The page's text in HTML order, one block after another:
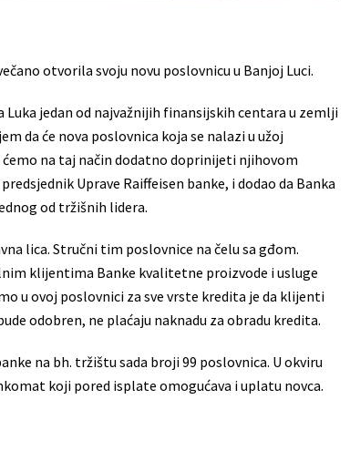
otvorila svoju novu poslovnicu u Banjoj Luci.
jedan od najvažnijih finansijskih centara u zemlji
da će nova poslovnica koja se nalazi u užoj
na taj način dodatno doprinijeti njihovom
Uprave Raiffeisen banke, i dodao da Banka
od tržišnih lidera.
lica. Stručni tim poslovnice na čelu sa gđom.
klijentima Banke kvalitetne proizvode i usluge
u ovoj poslovnici za sve vrste kredita je da klijenti
odobren, ne plaćaju naknadu za obradu kredita.
na bh. tržištu sada broji 99 poslovnica. U okviru
koji pored isplate omogućava i uplatu novca.